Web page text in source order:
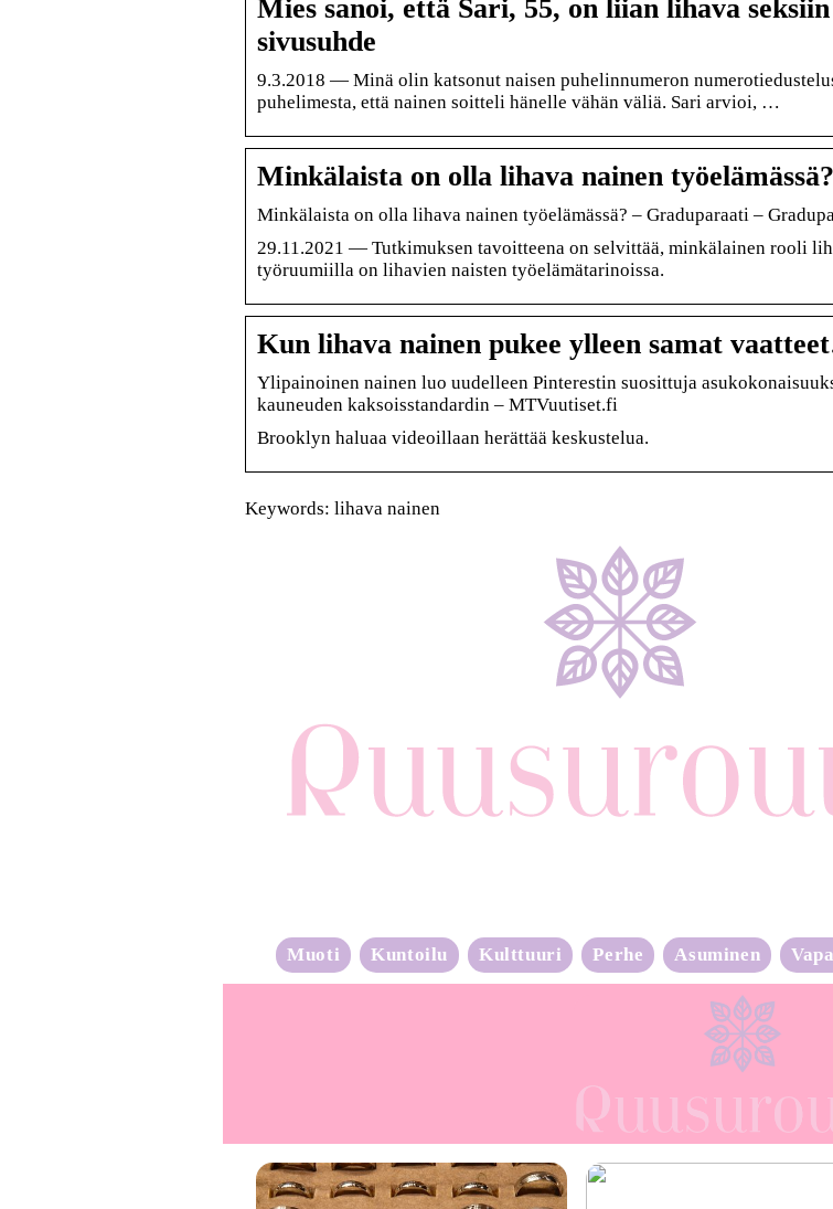
Mies sanoi, että Sari, 55, on liian lihava
sivusuhde
9.3.2018 — Minä olin katsonut naisen puhelinnumeron
puhelimesta, että nainen soitteli hänelle vähän väliä. Sari arvioi, …
Minkälaista on olla lihava nainen työelämässä?
Minkälaista on olla lihava nainen työelämässä? – Graduparaati –
29.11.2021 — Tutkimuksen tavoitteena on selvittää, minkälainen rooli
työruumiilla on lihavien naisten työelämätarinoissa.
Kun lihava nainen pukee ylleen samat
Ylipainoinen nainen luo uudelleen Pinterestin suosittuja
kauneuden kaksoisstandardin – MTVuutiset.fi
Brooklyn haluaa videoillaan herättää keskustelua.
Keywords: lihava nainen
Muoti Kuntoilu Kulttuuri Perhe Asuminen